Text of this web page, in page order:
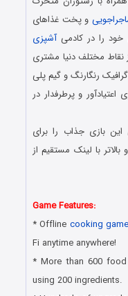
و پخت غذاهای
خود را در کادمیآشپزی
نقاط مختلف دنیا مشتری
رنگارنگ و گیم پلی
و پرطرفدار در
بازی جذاب را برای
های هوشمند اندروید نسخه 4.3 و بالاتر با لینک مستقیم از
Game Features:
* Offline cooking game
Fi anytime anywhere!
* More than 600
using 200 ingredients.